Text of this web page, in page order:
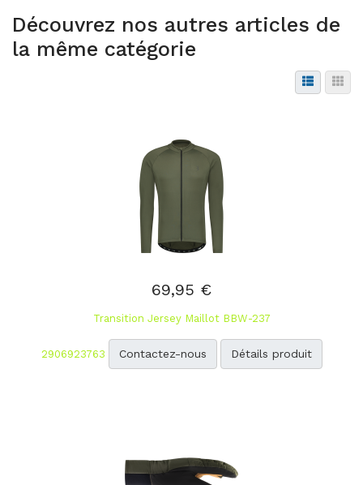
Découvrez nos autres articles de
la même catégorie
69,95 €
Transition Jersey Maillot BBW-237
2906923763 Contactez-nous Détails produit